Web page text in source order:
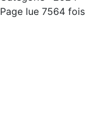
Page lue 7564 fois